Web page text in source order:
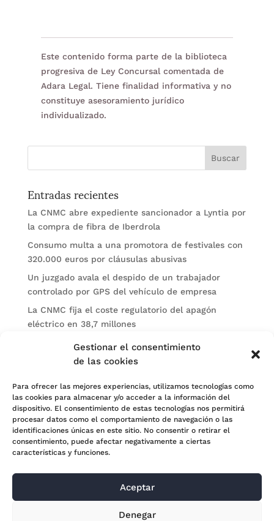
Gestionar el consentimiento
de las cookies
Para ofrecer las mejores experiencias, utilizamos tecnologías como
las cookies para almacenar y/o acceder a la información del
dispositivo. El consentimiento de estas tecnologías nos permitirá
procesar datos como el comportamiento de navegación o las
identificaciones únicas en este sitio. No consentir o retirar el
consentimiento, puede afectar negativamente a ciertas
características y funciones.
Aceptar
Denegar
Este contenido forma parte de la biblioteca
progresiva de Ley Concursal comentada de
Adara Legal. Tiene finalidad informativa y no
constituye asesoramiento jurídico
individualizado.
Entradas recientes
La CNMC abre expediente sancionador a Lyntia por
la compra de fibra de Iberdrola
Consumo multa a una promotora de festivales con
320.000 euros por cláusulas abusivas
Un juzgado avala el despido de un trabajador
controlado por GPS del vehículo de empresa
La CNMC fija el coste regulatorio del apagón
eléctrico en 38,7 millones
El BOE publica sanciones de la CNMV a Soltec y
Categorías
Actualidad
Noticias Jurídicas
Subastas
Aviso Legal